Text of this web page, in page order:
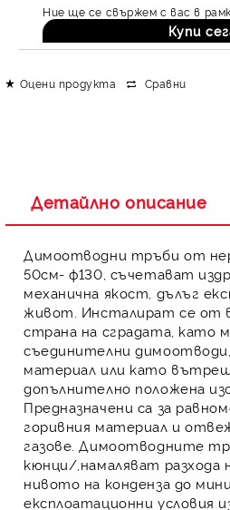
Ние ще се свържем с вас в
Оцени продукта Сравни
Детайлно описание
Димоотводни тръби от
50см- ф130 , съчетават
механична якост, дълъг
живот. Инсталират се от
страна на сградата, като
съединителни
материал или като
допълнително положена
Предназначени са за
горивния материал и
газове. Димоотводните
кюнци/,намаляват разхода
нивото на конденза до
експлоатационни условия